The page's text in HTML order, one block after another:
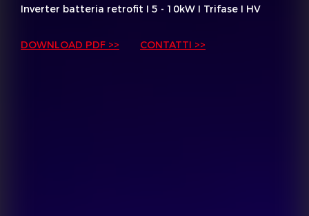
Inverter batteria retrofit I 5 - 10kW I Trifase I HV
DOWNLOAD PDF >> CONTATTI >>